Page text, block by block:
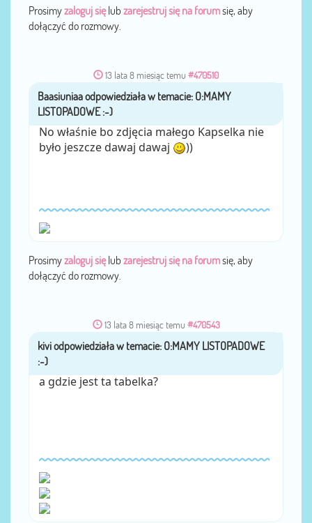
Prosimyzaloguj sięlub zarejestruj się na forumsię, aby
dołączyć do rozmowy.
13 lata 8 miesiąc temu #470510
przezBaasiuniaa
No właśnie bo zdjęcia małego Kapselka nie
było jeszcze dawaj dawaj
))
Prosimyzaloguj sięlub zarejestruj się na forumsię, aby
dołączyć do rozmowy.
13 lata 8 miesiąc temu #470543
przezkivi
a gdzie jest ta tabelka?